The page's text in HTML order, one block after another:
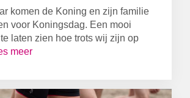
komen de Koning en zijn familie
voor Koningsdag. Een mooi
laten zien hoe trots wij zijn op
meer